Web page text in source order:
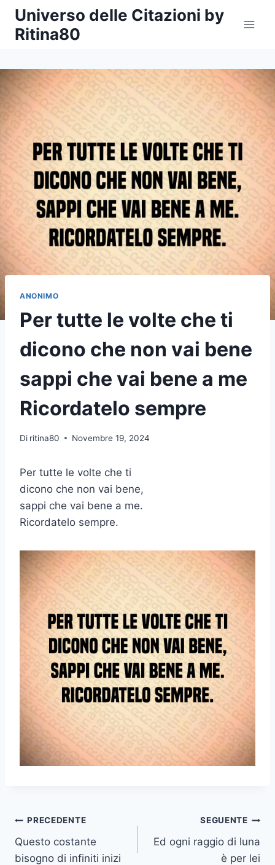
Salta
contenuto
Universo delle Citazioni by
Ritina80
ANONIMO
Per tutte le volte che ti
dicono che non vai bene
sappi che vai bene a me
Ricordatelo sempre
Di ritina80 Novembre 19, 2024
Per tutte le volte che ti
dicono che non vai bene,
sappi che vai bene a me.
Ricordatelo sempre.
Navigazione
articoli
PRECEDENTE
Questo costante
bisogno di infiniti inizi
SEGUENTE
Ed ogni raggio di luna
è per lei